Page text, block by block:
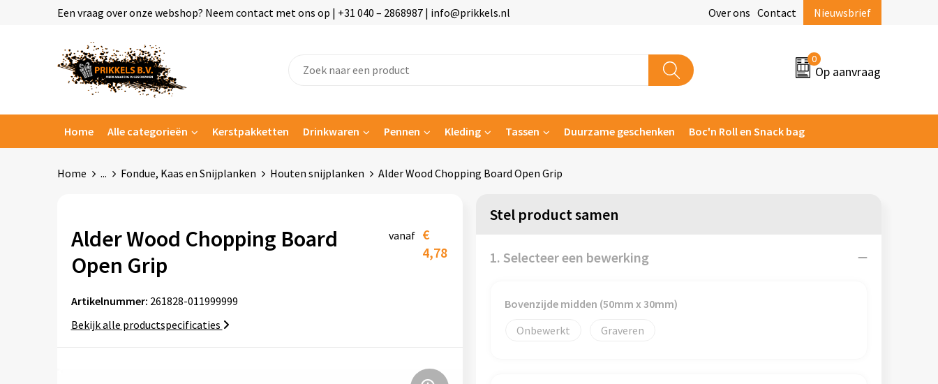
Een vraag over onze webshop? Neem contact met ons op | +31 040 – 2868987 | info@prikkels.nl Over ons Contact Nieuwsbrief
0
Op aanvraag
Home Alle categorieën Kerstpakketten Drinkwaren Pennen Kleding Tassen Duurzame geschenken Boc'n Roll en Snack bag
Home ... Fondue, Kaas en Snijplanken Houten snijplanken Alder Wood Chopping Board Open Grip
Alder Wood Chopping Board
Open Grip
vanaf €
4,78
Artikelnummer: 261828-011999999
Bekijk alle productspecificaties
Stel product samen
1. Selecteer een bewerking
Bovenzijde midden (50mm x 30mm)
Onbewerkt
Graveren